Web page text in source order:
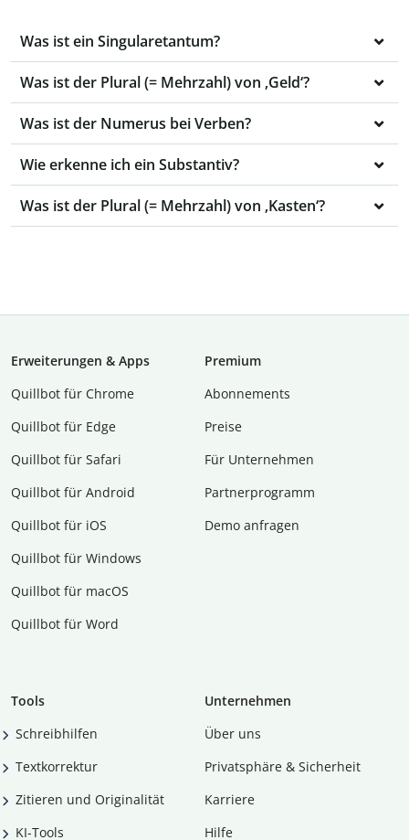
Was ist ein Singularetantum?
Was ist der Plural (= Mehrzahl) von ‚Geld‘?
Was ist der Numerus bei Verben?
Wie erkenne ich ein Substantiv?
Was ist der Plural (= Mehrzahl) von ‚Kasten‘?
Erweiterungen & Apps
Quillbot für Chrome
Quillbot für Edge
Quillbot für Safari
Quillbot für Android
Quillbot für iOS
Quillbot für Windows
Quillbot für macOS
Quillbot für Word
Premium
Abon­ne­ments
Preise
Für Unternehmen
Partnerprogramm
Demo anfragen
Tools
Schreibhilfen
Textkorrektur
Zitieren und Originalität
KI-Tools
Unternehmen
Über uns
Privatsphäre & Sicherheit
Karriere
Hilfe